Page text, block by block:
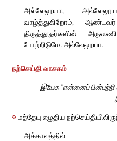
அல்லேலூயா,
வாழ்த்துகிறோம்,
திருத்தூதர்களின்
போற்றிடுமே. அல்லேலூயா.
நற்செய்தி வாசகம்
இயேசு “என்னைப் பின்பற்றி
✠மத்தேயு எழுதிய
அக்காலத்தில்